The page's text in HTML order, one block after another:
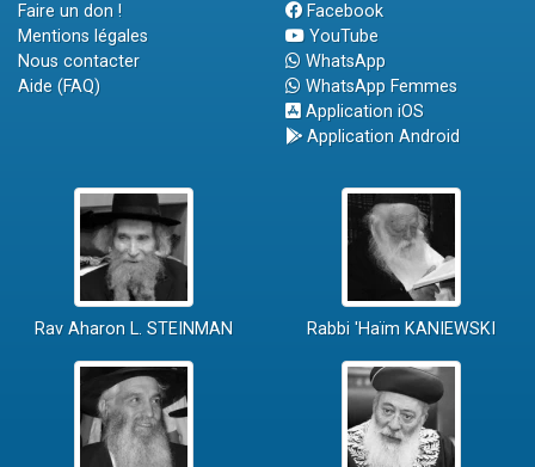
Faire un don !
Mentions légales
Nous contacter
Aide (FAQ)
Facebook
YouTube
WhatsApp
WhatsApp Femmes
Application iOS
Application Android
Rav Aharon L. STEINMAN Rabbi 'Haïm KANIEWSKI